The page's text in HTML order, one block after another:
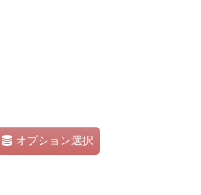
オプション選択